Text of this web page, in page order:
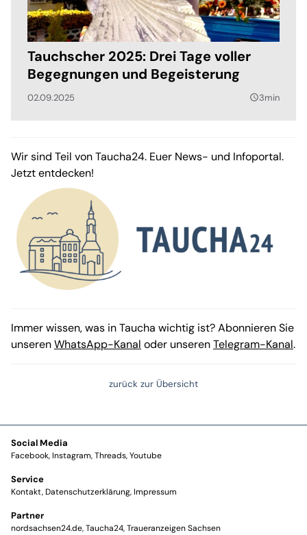
Tauchscher 2025: Drei Tage voller
Begegnungen und Begeisterung
02.09.2025 query_builder3min
Wir sind Teil von Taucha24. Euer News- und Infoportal.
Jetzt entdecken!
Immer wissen, was in Taucha wichtig ist? Abonnieren Sie
unserenWhatsApp-Kanal oder unserenTelegram-Kanal.
zurück zur Übersicht
Social Media
Facebook Instagram Threads Youtube
Service
Kontakt Datenschutzerklärung Impressum
Partner
nordsachsen24.de Taucha24 Traueranzeigen Sachsen